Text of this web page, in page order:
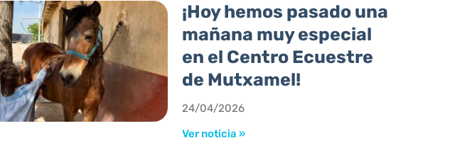
¡Hoy hemos pasado una
mañana muy especial
en el Centro Ecuestre
de Mutxamel!
24/04/2026
Ver noticia »